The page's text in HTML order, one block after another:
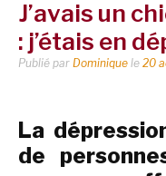
J’avais un
: j’étais en
Publié par Dominique le 20
La
de